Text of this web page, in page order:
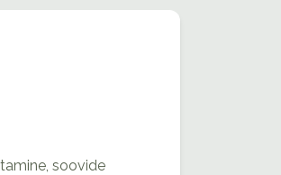
soovide